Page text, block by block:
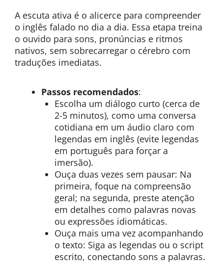
A escuta ativa é o alicerce para compreender
o inglês falado no dia a dia. Essa etapa treina
o ouvido para sons, pronúncias e ritmos
nativos, sem sobrecarregar o cérebro com
traduções imediatas.
Passos recomendados:
Escolha um diálogo curto (cerca de
2-5 minutos), como uma conversa
cotidiana em um áudio claro com
legendas em inglês (evite legendas
em português para forçar a
imersão).
Ouça duas vezes sem pausar: Na
primeira, foque na compreensão
geral; na segunda, preste atenção
em detalhes como palavras novas
ou expressões idiomáticas.
Ouça mais uma vez acompanhando
o texto: Siga as legendas ou o script
escrito, conectando sons a palavras.